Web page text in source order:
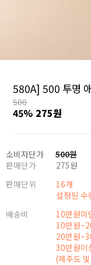
580A] 500 투명
500
45% 275원
소비자단가 500원
판매단가
275원
판매단위
16개
설정된 수
배송비
10만원미
10만원
20만원
30만원이
(제주도